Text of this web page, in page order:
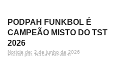
PODPAH FUNKBOL É
CAMPEÃO MISTO DO TST
2026
Notícia de: 2 de junho de 2026
Escrito por: Rafael Brevilieri